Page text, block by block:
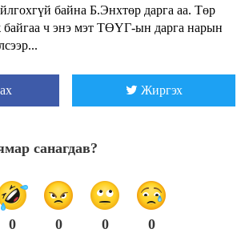
байна Б.Энхтөр дарга аа. Төр
байгаа ч энэ мэт ТӨҮГ-ын дарга нарын
Жиргэх
санагдав?
0 0 0 0